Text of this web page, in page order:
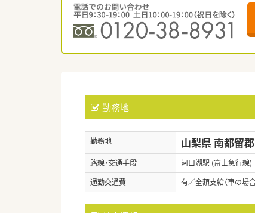
勤務地
勤務地 山梨県 南都留
路線・交通手段
河口湖駅 (富士急行線)
通勤交通費
有／全額支給（車の場